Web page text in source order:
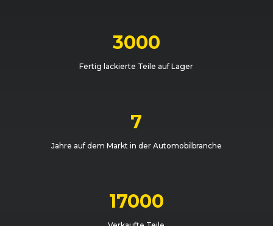
3er-Reihe (E46) Limousine (04/98 - 08/01)
3er-Reihe (E46) Touring (09/99 - 08/01)
3er-Reihe (E46) Limousine (04/98 - 08/01)
3000
Fertig lackierte Teile auf Lager
7
Jahre auf dem Markt in der Automobilbranche
17000